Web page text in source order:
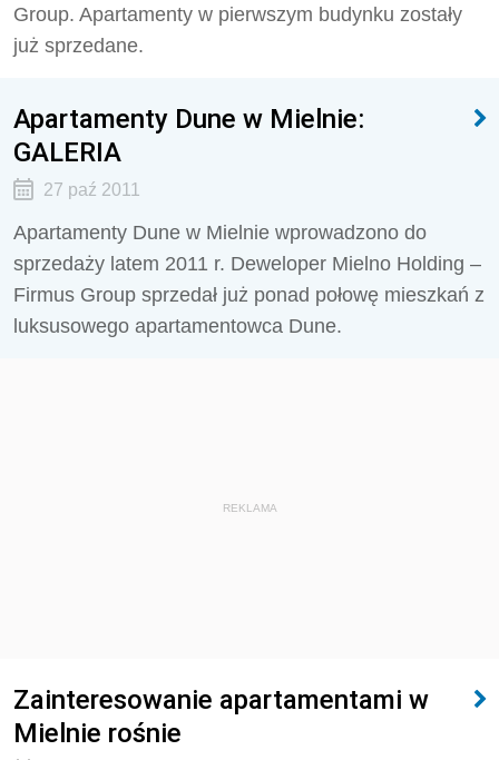
Group. Apartamenty w pierwszym budynku zostały
już sprzedane.
Apartamenty Dune w Mielnie:
GALERIA
27 paź 2011
Apartamenty Dune w Mielnie wprowadzono do
sprzedaży latem 2011 r. Deweloper Mielno Holding –
Firmus Group sprzedał już ponad połowę mieszkań z
luksusowego apartamentowca Dune.
REKLAMA
Zainteresowanie apartamentami w
Mielnie rośnie